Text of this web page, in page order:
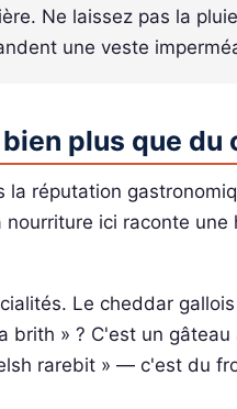
Ne laissez pas la
une veste
plus que du
la réputation
nourriture ici raconte
Le cheddar
brith » ? C'est un
rarebit » — c'est du